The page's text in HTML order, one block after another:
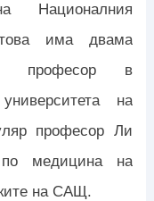
Националния
има двама
професор в
на
професор Ли
медицина на
на САЩ.